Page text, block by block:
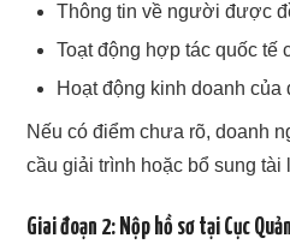
Thông tin về người được
Toạt động hợp tác quốc tế
Hoạt động kinh doanh của
Nếu có điểm chưa rõ, doanh
cầu giải trình hoặc bổ sung tài
Giai đoạn 2: Nộp hồ sơ tại Cục